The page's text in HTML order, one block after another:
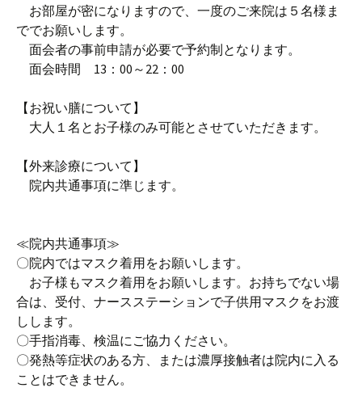
お部屋が密になりますので、一度のご来院は５名様ま
ででお願いします。
面会者の事前申請が必要で予約制となります。
面会時間 13：00～22：00
【お祝い膳について】
大人１名とお子様のみ可能とさせていただきます。
【外来診療について】
院内共通事項に準じます。
≪院内共通事項≫
〇院内ではマスク着用をお願いします。
お子様もマスク着用をお願いします。お持ちでない場
合は、受付、ナースステーションで子供用マスクをお渡
しします。
〇手指消毒、検温にご協力ください。
〇発熱等症状のある方、または濃厚接触者は院内に入る
ことはできません。